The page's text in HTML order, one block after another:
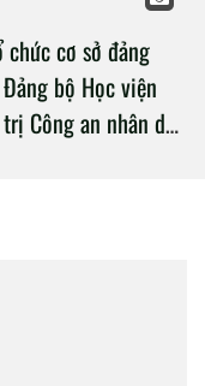
chức cơ sở đảng
bộ Học viện
Công an nhân dân